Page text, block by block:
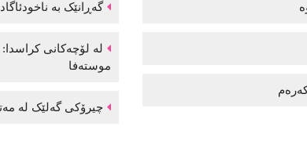
گەڕانێک بە ناخودئاگادا
لە لۆچەکانی
موستەفا
چیرۆکی گەلێک لە